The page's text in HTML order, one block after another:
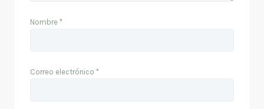
Nombre *
Correo electrónico *